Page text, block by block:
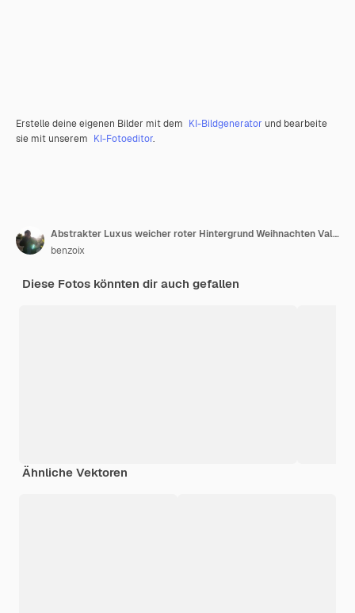
Erstelle deine eigenen Bilder mit dem KI-Bildgenerator und bearbeite
sie mit unserem KI-Fotoeditor.
Abstrakter Luxus weicher roter Hintergrund Weihnachten Valentines Layout-Design, Studio, Zimmer, Web-Vorlage, Geschäftsbericht mit glatter Kreisverlaufsfarbe.
benzoix
Diese Fotos könnten dir auch gefallen
Ähnliche Vektoren